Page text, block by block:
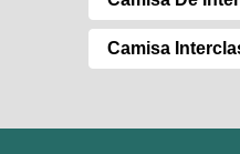
Camisa